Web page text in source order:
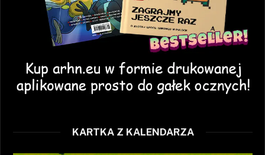
KARTKA Z KALENDARZA